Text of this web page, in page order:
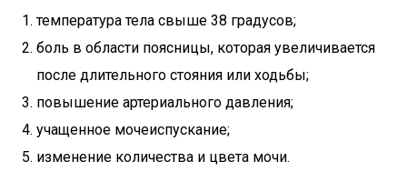
температура тела свыше 38 градусов;
боль в области поясницы, которая увеличивается
после длительного стояния или ходьбы;
повышение артериального давления;
учащенное мочеиспускание;
изменение количества и цвета мочи.